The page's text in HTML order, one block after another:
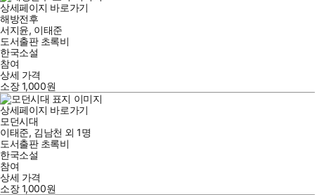
상세페이지 바로가기
해방전후
서지윤, 이태준
도서출판 초록비
한국소설
참여
상세 가격
소장1,000원
상세페이지 바로가기
모던시대
이태준, 김남천 외1명
도서출판 초록비
한국소설
참여
상세 가격
소장1,000원